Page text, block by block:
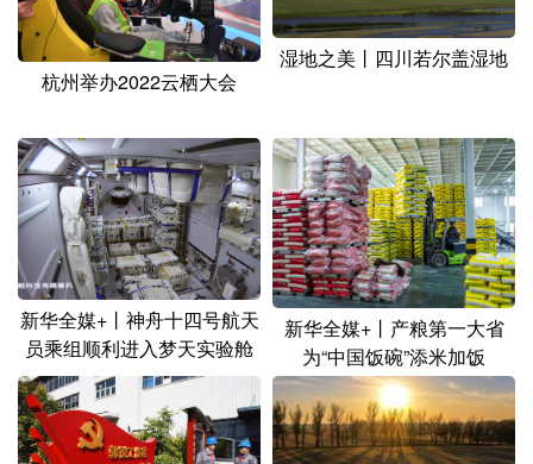
杭州举办2022云栖大会
湿地之美丨四川若尔盖湿地
新华全媒+丨神舟十四号航天
员乘组顺利进入梦天实验舱
新华全媒+丨产粮第一大省
为“中国饭碗”添米加饭